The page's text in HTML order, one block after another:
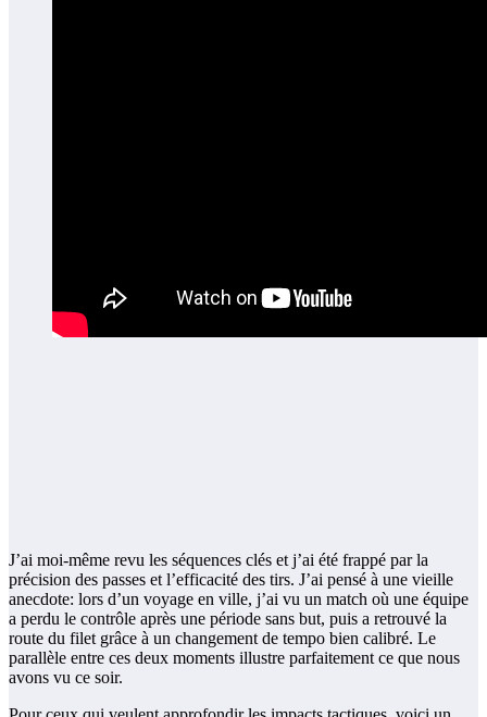
J’ai moi-même revu les séquences clés et j’ai été frappé par la
précision des passes et l’efficacité des tirs. J’ai pensé à une vieille
anecdote: lors d’un voyage en ville, j’ai vu un match où une équipe
a perdu le contrôle après une période sans but, puis a retrouvé la
route du filet grâce à un changement de tempo bien calibré. Le
parallèle entre ces deux moments illustre parfaitement ce que nous
avons vu ce soir.